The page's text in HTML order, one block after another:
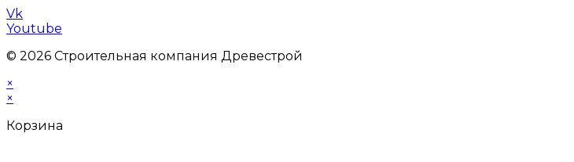
Vk
Youtube
© 2026 Cтроительная компания Древестрой
×
×
Корзина